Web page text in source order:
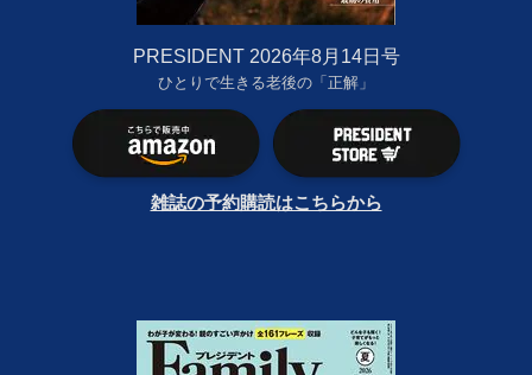
PRESIDENT 2026年8月14日号
ひとりで生きる老後の「正解」
雑誌の予約購読はこちらから